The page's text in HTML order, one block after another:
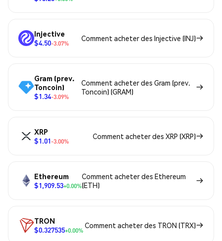
Injective
$4.50-3.07%
Comment acheter des Injective (INJ)
Gram (prev.
Toncoin)
$1.34-3.09%
Comment acheter des Gram (prev.
Toncoin) (GRAM)
XRP
$1.01-3.00%
Comment acheter des XRP (XRP)
Ethereum
$1,909.53+0.00%
Comment acheter des Ethereum
(ETH)
TRON
$0.327535+0.00%
Comment acheter des TRON (TRX)